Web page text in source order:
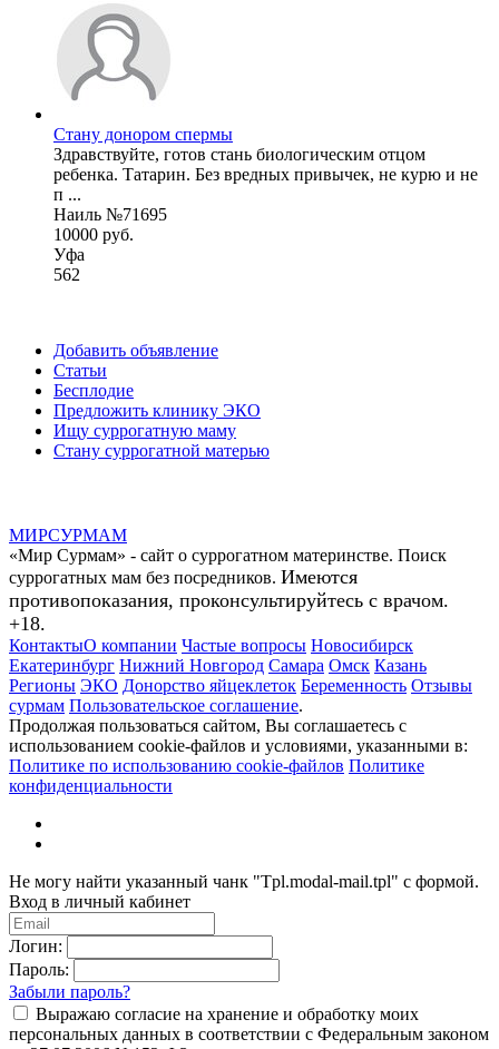
Стану донором спермы
Здравствуйте, готов стань биологическим отцом
ребенка. Татарин. Без вредных привычек, не курю и не
п ...
Наиль №71695
10000 руб.
Уфа
562
Добавить объявление
Статьи
Бесплодие
Предложить клинику ЭКО
Ищу суррогатную маму
Стану суррогатной матерью
МИРСУРМАМ
«Мир Сурмам» - сайт о суррогатном материнстве. Поиск
суррогатных мам без посредников. Имеются
противопоказания, проконсультируйтесь с врачом.
+18.
КонтактыО компании Частые вопросы Новосибирск
Екатеринбург Нижний Новгород Самара Омск Казань
Регионы ЭКО Донорство яйцеклеток Беременность Отзывы
сурмам Пользовательское соглашение.
Продолжая пользоваться сайтом, Вы соглашаетесь с
использованием cookie-файлов и условиями, указанными в:
Политике по использованию cookie-файлов Политике
конфиденциальности
Не могу найти указанный чанк "Tpl.modal-mail.tpl" с формой.
Вход в личный кабинет
Логин:
Пароль:
Забыли пароль?
Выражаю согласие на хранение и обработку моих
персональных данных в соответствии с Федеральным законом